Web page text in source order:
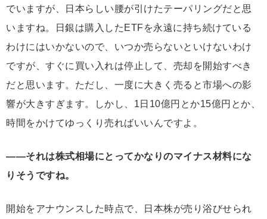
でいますが、日本らしい腰が引けたテーパリングだと思
いますね。日銀は購入したETFを永遠に持ち続けている
わけにはいかないので、いつか売らないといけないわけ
ですが、すぐに買い入れは停止して、売却を開始すべき
だと思います。ただし、一度に大きく売ると市場への影
響が大きすぎます。しかし、1日10億円とか15億円とか、
時間をかけてゆっくり売ればいいんですよ。
――それは株式相場にとってかなりのマイナス材料にな
りそうですね。
開始をアナウンスした時点で、日本株が売り浴びせられ